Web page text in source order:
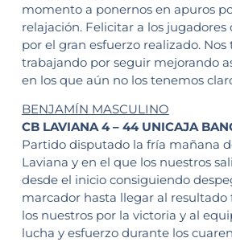
momento a ponernos en apuros
relajación. Felicitar a los
por el gran esfuerzo realizado. Nos
trabajando por seguir mejorando
en los que aún no los tenemos
BENJAMÍN MASCULINO
CB LAVIANA 4 – 44 UNICAJA
Partido disputado la fría mañana
Laviana y en el que los nuestros
desde el inicio consiguiendo
marcador hasta llegar al resultado
los nuestros por la victoria y al
lucha y esfuerzo durante los